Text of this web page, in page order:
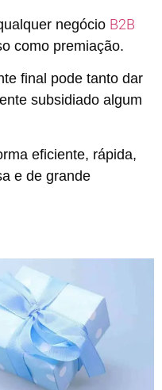
negócio B2B
como premiação.
final pode tanto dar
subsidiado algum
eficiente, rápida,
e de grande